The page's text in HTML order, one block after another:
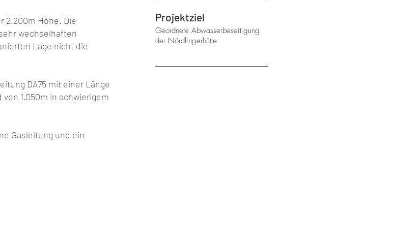
2.200m Höhe. Die
wechselhaften
Lage nicht die
DA75 mit einer Länge
1.050m in schwierigem
Gasleitung und ein
Projektziel
Geordnete Abwasserbeseitigung
der Nördlingerhütte